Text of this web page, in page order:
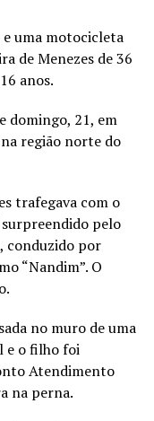
uma motocicleta
de Menezes de 36
anos.
domingo, 21, em
região norte do
trafegava com o
pelo
conduzido por
“Nandim”. O
no muro de uma
e o filho foi
Atendimento
na perna.